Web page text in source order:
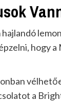
hajlandó
hogy
a